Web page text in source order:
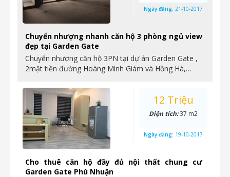
Chuyển nhượng nhanh căn hộ 3 phòng ngủ view
đẹp tại Garden Gate
Chuyển nhượng căn hộ 3PN tại dự án Garden Gate ,
2mặt tiền đường Hoàng Minh Giám và Hồng Hà,…
Ngày đăng: 21-10-2017
Cho thuê căn hộ đầy đủ nội thất chung cư
Garden Gate Phú Nhuận
12 Triệu
Diện tích:37 m2
Ngày đăng: 19-10-2017